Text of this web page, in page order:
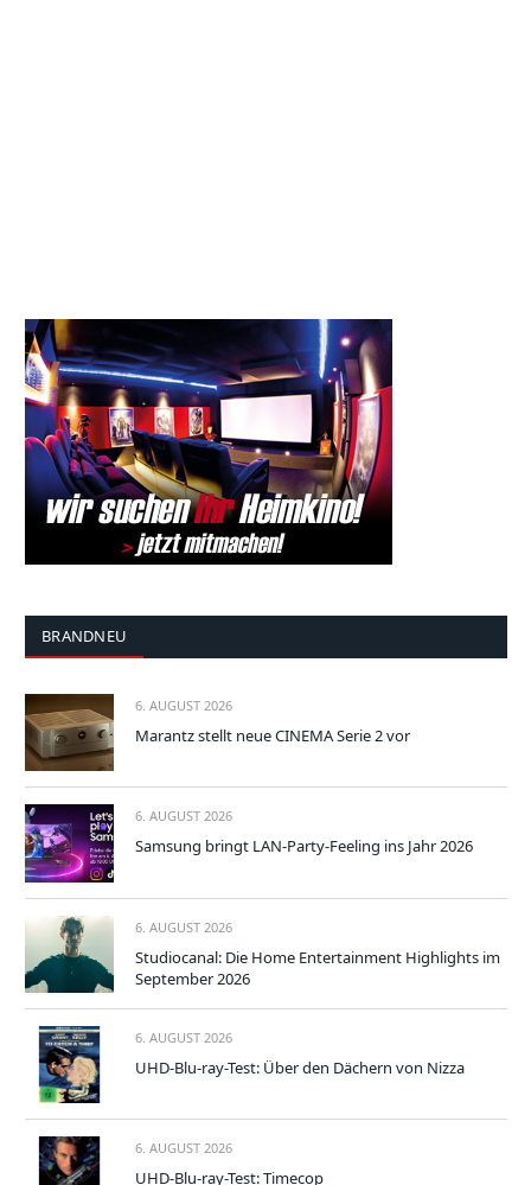
BRANDNEU
6. AUGUST 2026
Marantz stellt neue CINEMA Serie 2 vor
6. AUGUST 2026
Samsung bringt LAN-Party-Feeling ins Jahr 2026
6. AUGUST 2026
Studiocanal: Die Home Entertainment Highlights im
September 2026
6. AUGUST 2026
UHD-Blu-ray-Test: Über den Dächern von Nizza
6. AUGUST 2026
UHD-Blu-ray-Test: Timecop